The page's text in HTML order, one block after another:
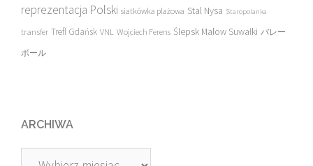
reprezentacja Polski siatkówka plażowa Stal Nysa Staropolanka
transfer Trefl Gdańsk VNL Wojciech Ferens Ślepsk Malow Suwałki バレー
ボール
ARCHIWA
Archiwa